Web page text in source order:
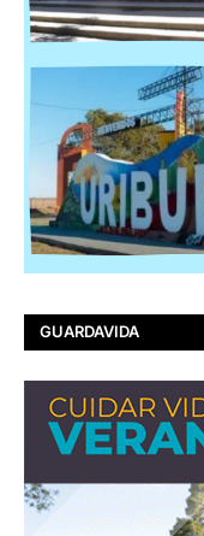
GUARDAVIDA